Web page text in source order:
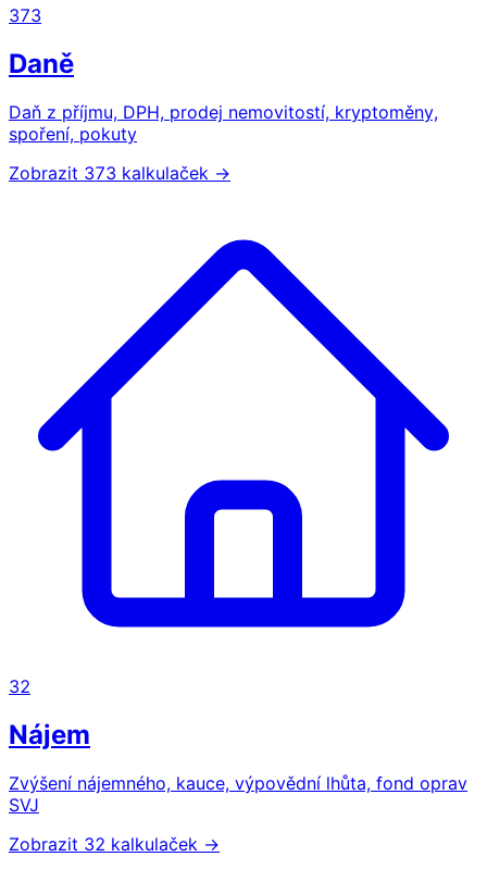
373
Daně
Daň z příjmu, DPH, prodej nemovitostí, kryptoměny,
spoření, pokuty
Zobrazit 373 kalkulaček →
32
Nájem
Zvýšení nájemného, kauce, výpovědní lhůta, fond oprav
SVJ
Zobrazit 32 kalkulaček →